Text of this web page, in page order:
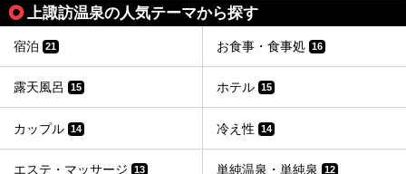
極上のお湯に浸り上質なお料理に舌鼓、特別な日に泊まりた
い湯田中温泉「松籟荘」を、実際に宿泊した目線で紹介しま
上諏訪温泉の人気テーマから探す
宿泊 21 お食事・食事処 16
露天風呂 15 ホテル 15
カップル 14 冷え性 14
エステ・マッサージ 13 単純温泉・単純泉 12